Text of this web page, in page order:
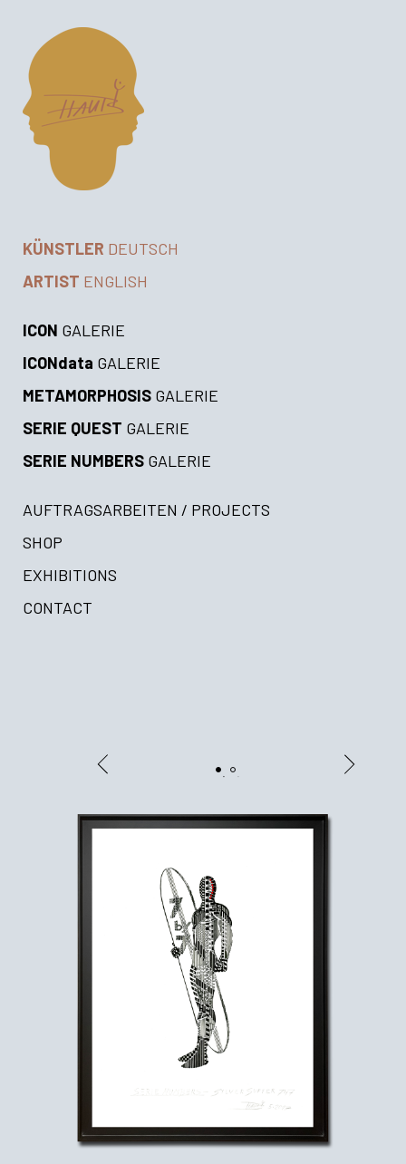
KÜNSTLER DEUTSCH
ARTIST ENGLISH
ICON GALERIE
ICONdata GALERIE
METAMORPHOSIS GALERIE
SERIE QUEST GALERIE
SERIE NUMBERS GALERIE
AUFTRAGSARBEITEN / PROJECTS
SHOP
EXHIBITIONS
CONTACT